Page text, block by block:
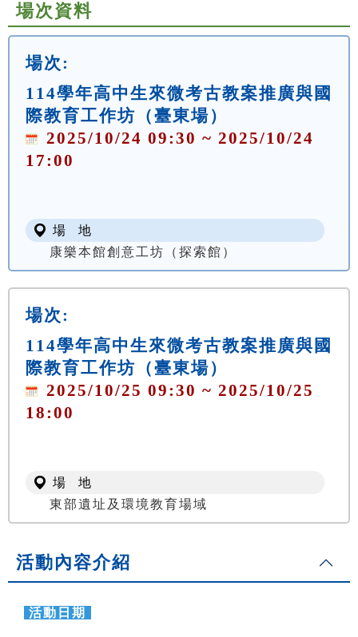
場次資料
場次:
114學年高中生來微考古教案推廣與國
際教育工作坊（臺東場）
2025/10/24 09:30 ~ 2025/10/24
17:00
場 地
康樂本館創意工坊（探索館）
場次:
114學年高中生來微考古教案推廣與國
際教育工作坊（臺東場）
2025/10/25 09:30 ~ 2025/10/25
18:00
場 地
東部遺址及環境教育場域
活動內容介紹
活動日期